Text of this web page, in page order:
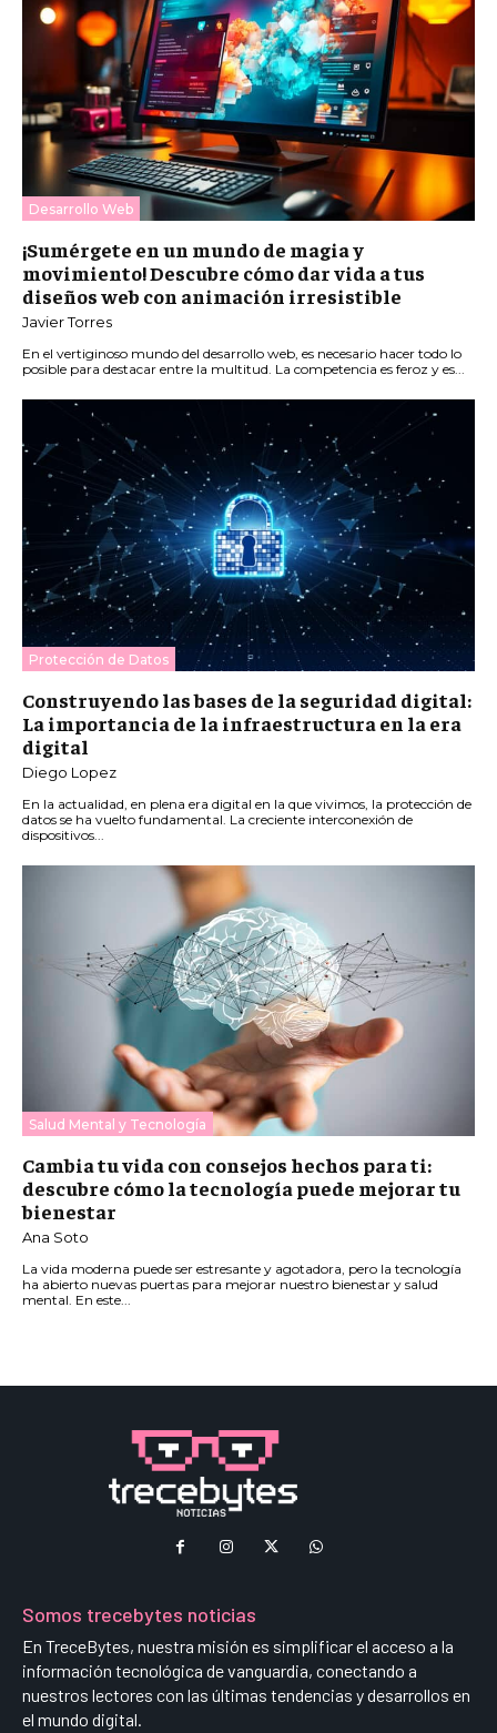
Desarrollo Web
¡Sumérgete en un mundo de magia y
movimiento! Descubre cómo dar vida a tus
diseños web con animación irresistible
Javier Torres
En el vertiginoso mundo del desarrollo web, es necesario hacer todo lo
posible para destacar entre la multitud. La competencia es feroz y es...
Protección de Datos
Construyendo las bases de la seguridad digital:
La importancia de la infraestructura en la era
digital
Diego Lopez
En la actualidad, en plena era digital en la que vivimos, la protección de
datos se ha vuelto fundamental. La creciente interconexión de
dispositivos...
Salud Mental y Tecnología
Cambia tu vida con consejos hechos para ti:
descubre cómo la tecnología puede mejorar tu
bienestar
Ana Soto
La vida moderna puede ser estresante y agotadora, pero la tecnología
ha abierto nuevas puertas para mejorar nuestro bienestar y salud
mental. En este...
Somos trecebytes noticias
En TreceBytes, nuestra misión es simplificar el acceso a la
información tecnológica de vanguardia, conectando a
nuestros lectores con las últimas tendencias y desarrollos en
el mundo digital.